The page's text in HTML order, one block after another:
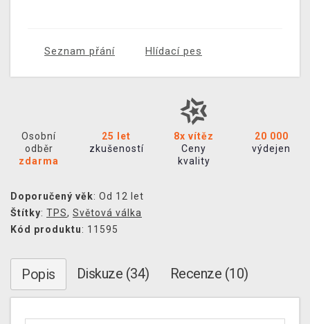
Seznam přání Hlídací pes
Osobní
odběr
zdarma
25 let
zkušeností
8x vítěz
Ceny
kvality
20 000
výdejen
Doporučený věk: Od 12 let
Štítky: TPS, Světová válka
Kód produktu: 11595
Popis Diskuze (34) Recenze (10)